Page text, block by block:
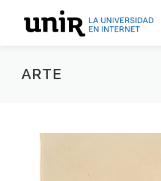
content
ARTE